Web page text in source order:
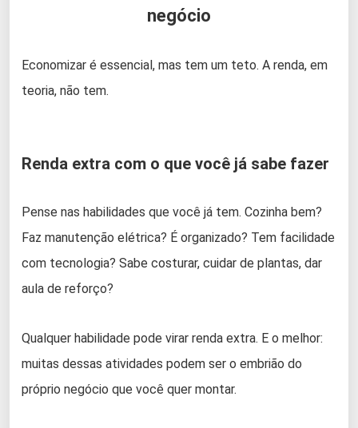
negócio
Economizar é essencial, mas tem um teto. A renda, em
teoria, não tem.
Renda extra com o que você já sabe fazer
Pense nas habilidades que você já tem. Cozinha bem?
Faz manutenção elétrica? É organizado? Tem facilidade
com tecnologia? Sabe costurar, cuidar de plantas, dar
aula de reforço?
Qualquer habilidade pode virar renda extra. E o melhor:
muitas dessas atividades podem ser o embrião do
próprio negócio que você quer montar.